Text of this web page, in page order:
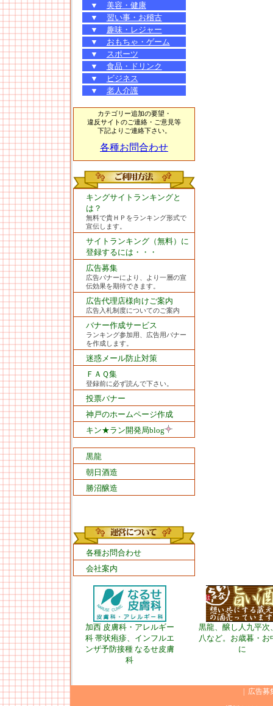
▼
美容・健康
▼
習い事・お稽古
▼
趣味・レジャー
▼
おもちゃ・ゲーム
▼
スポーツ
▼
食品・ドリンク
▼
ビジネス
▼
老人介護
カテゴリー追加の要望・
違反サイトのご連絡・ご意見等
下記よりご連絡下さい。
各種お問合わせ
キングサイトランキングと
は？
無料で貴ＨＰをランキング形式で
宣伝します。
サイトランキング（無料）に
登録するには・・・
広告募集
広告バナーにより、より一層の宣
伝効果を期待できます。
広告代理店様向けご案内
広告入札制度についてのご案内
バナー作成サービス
ランキング参加用、広告用バナー
を作成します。
迷惑メール防止対策
ＦＡＱ集
登録前に必ず読んで下さい。
投票バナー
神戸のホームページ作成
キン★ラン開発局blog
黒龍
朝日酒造
勝沼醸造
各種お問合わせ
会社案内
加西 皮膚科・アレルギー
科 帯状疱疹、インフルエ
ンザ予防接種 なるせ皮膚
科
黒龍、醸し人九平次
八など。お歳暮・お
に
広告募